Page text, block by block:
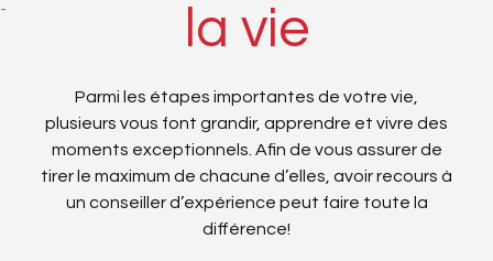
la vie
Parmi les étapes importantes de votre vie,
plusieurs vous font grandir, apprendre et vivre des
moments exceptionnels. Afin de vous assurer de
tirer le maximum de chacune d’elles, avoir recours à
un conseiller d’expérience peut faire toute la
différence!